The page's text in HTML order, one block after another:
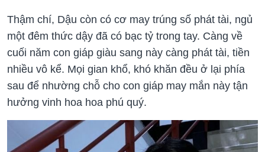
Thậm chí, Dậu còn có cơ may trúng số phát tài, ngủ
một đêm thức dậy đã có bạc tỷ trong tay. Càng về
cuối năm con giáp giàu sang này càng phát tài, tiền
nhiều vô kể. Mọi gian khổ, khó khăn đều ở lại phía
sau để nhường chỗ cho con giáp may mắn này tận
hưởng vinh hoa hoa phú quý.